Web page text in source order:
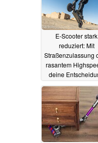
E-Scooter stark
reduziert: Mit
Straßenzulassung
rasantem
deine
27.05.2026